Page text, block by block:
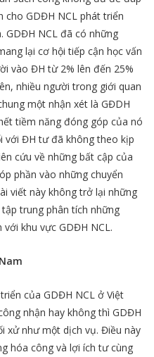
cho GDĐH NCL phát triển
GDĐH NCL đã có những
lại cơ hội tiếp cận học vấn
vào ĐH từ 2% lên đến 25%
nhiều người trong giới quan
một nhận xét là GĐDH
tiềm năng đóng góp của nó
với ĐH tư đã không theo kịp
cứu về những bất cập của
phần vào những chuyển
viết này không trở lại những
trung phân tích những
khu vực GDĐH NCL.
của GDĐH NCL ở Việt
nhận hay không thì GDĐH
xử như một dịch vụ. Điều này
hóa công và lợi ích tư cùng